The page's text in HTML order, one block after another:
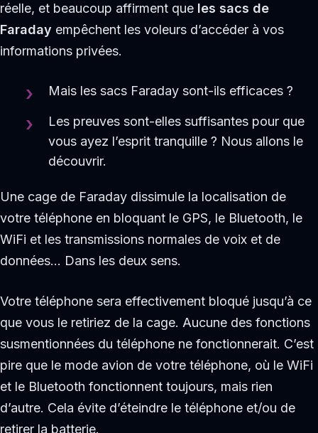
réelle, et beaucoup affirment que les sacs de
Faraday empêchent les voleurs d’accéder à vos
informations privées.
Mais les sacs Faraday sont-ils efficaces ?
Les preuves sont-elles suffisantes pour que
vous ayez l’esprit tranquille ? Nous allons le
découvrir.
Une cage de Faraday dissimule la localisation de
votre téléphone en bloquant le GPS, le Bluetooth, le
WiFi et les transmissions normales de voix et de
données… Dans les deux sens.
Votre téléphone sera effectivement bloqué jusqu’à ce
que vous le retiriez de la cage. Aucune des fonctions
susmentionnées du téléphone ne fonctionnerait. C’est
pire que le mode avion de votre téléphone, où le WiFi
et le Bluetooth fonctionnent toujours, mais rien
d’autre. Cela évite d’éteindre le téléphone et/ou de
retirer la batterie.